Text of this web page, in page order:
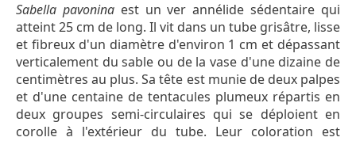
Sabella pavoninaest un ver annélide sédentaire qui
atteint 25 cm de long. Il vit dans un tube grisâtre, lisse
et fibreux d'un diamètre d'environ 1 cm et dépassant
verticalement du sable ou de la vase d'une dizaine de
centimètres au plus. Sa tête est munie de deux palpes
et d'une centaine de tentacules plumeux répartis en
deux groupes semi-circulaires qui se déploient en
corolle à l'extérieur du tube. Leur coloration est